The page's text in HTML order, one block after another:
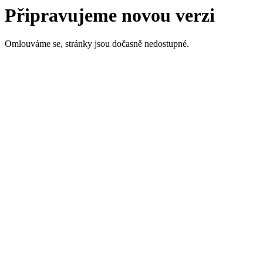
Připravujeme novou verzi
Omlouváme se, stránky jsou dočasně nedostupné.